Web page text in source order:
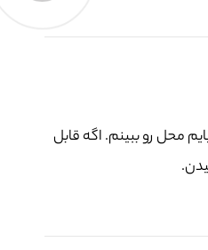
محل رو ببینم. اگه قابل